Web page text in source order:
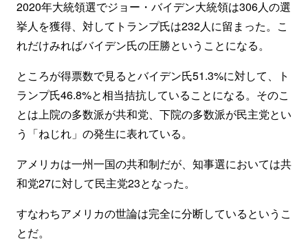
2020年大統領選でジョー・バイデン大統領は306人の選
挙人を獲得、対してトランプ氏は232人に留まった。こ
れだけみればバイデン氏の圧勝ということになる。
ところが得票数で見るとバイデン氏51.3%に対して、ト
ランプ氏46.8%と相当拮抗していることになる。そのこ
とは上院の多数派が共和党、下院の多数派が民主党とい
う「ねじれ」の発生に表れている。
アメリカは一州一国の共和制だが、知事選においては共
和党27に対して民主党23となった。
すなわちアメリカの世論は完全に分断しているというこ
とだ。